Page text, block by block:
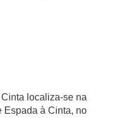
localiza-se na
Espada à Cinta, no